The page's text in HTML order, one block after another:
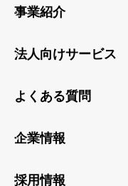
事業紹介
法人向けサービス
よくある質問
企業情報
採用情報